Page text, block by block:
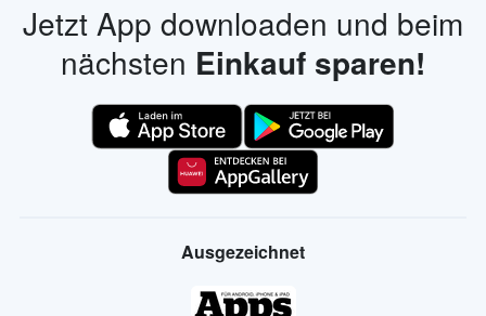
Jetzt App downloaden und beim
nächsten Einkauf sparen!
Ausgezeichnet